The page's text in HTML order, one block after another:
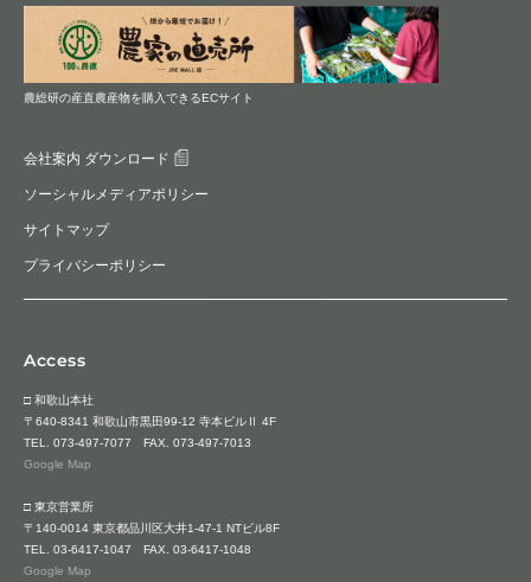
農総研の産直農産物を購入できるECサイト
会社案内 ダウンロード
ソーシャルメディアポリシー
サイトマップ
プライバシーポリシー
Access
□ 和歌山本社
〒640-8341 和歌山市黒田99-12 寺本ビルⅡ 4F
TEL. 073-497-7077 FAX. 073-497-7013
Google Map
□ 東京営業所
〒140-0014 東京都品川区大井1-47-1 NTビル8F
TEL. 03-6417-1047 FAX. 03-6417-1048
Google Map